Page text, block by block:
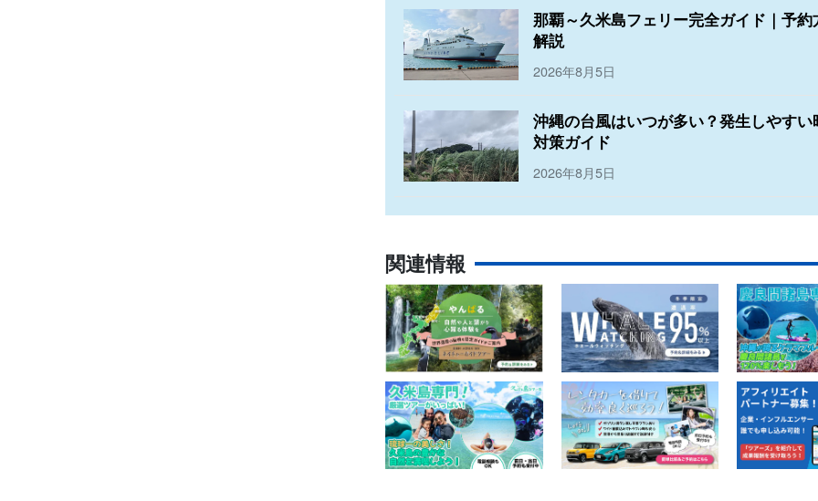
那覇～久米島フェリー完全ガイド｜予
解説
2026年8月5日
沖縄の台風はいつが多い？発生しやす
対策ガイド
2026年8月5日
関連情報